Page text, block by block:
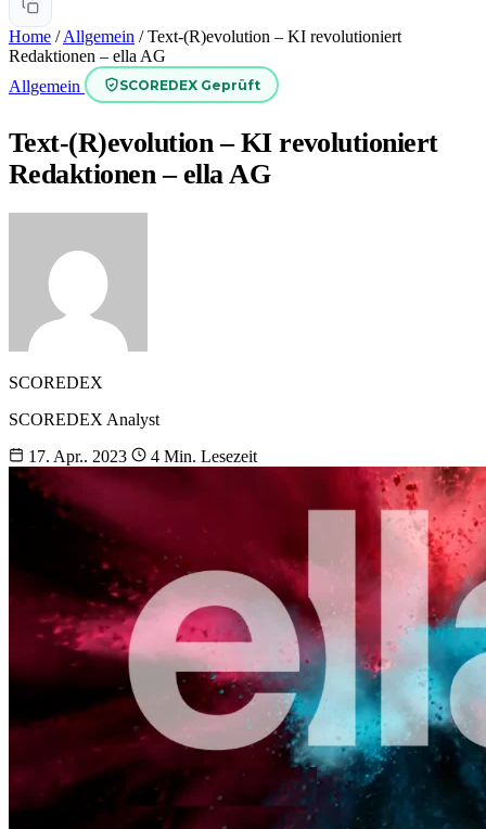
Home / Allgemein / Text-(R)evolution – KI revolutioniert
Redaktionen – ella AG
Allgemein
SCOREDEX Geprüft
Text-(R)evolution – KI revolutioniert
Redaktionen – ella AG
SCOREDEX
SCOREDEX Analyst
17. Apr.. 2023
4 Min. Lesezeit